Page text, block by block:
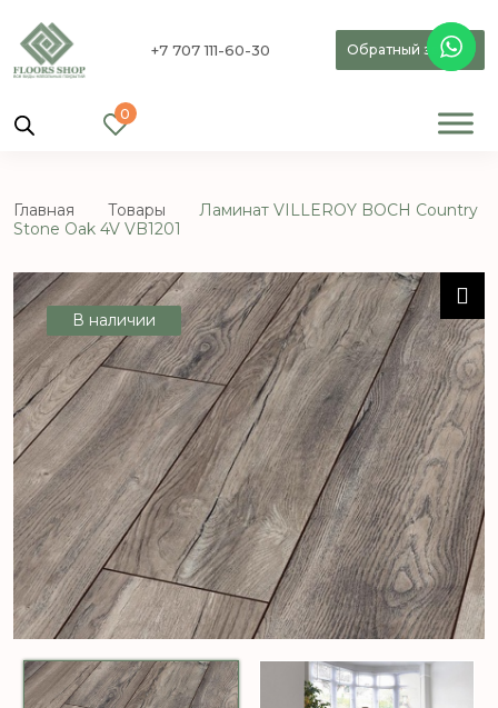
+7 707 111-60-30 Обратный звонок
0
Главная Товары
Ламинат VILLEROY BOCH Country
Stone Oak 4V VB1201
В наличии